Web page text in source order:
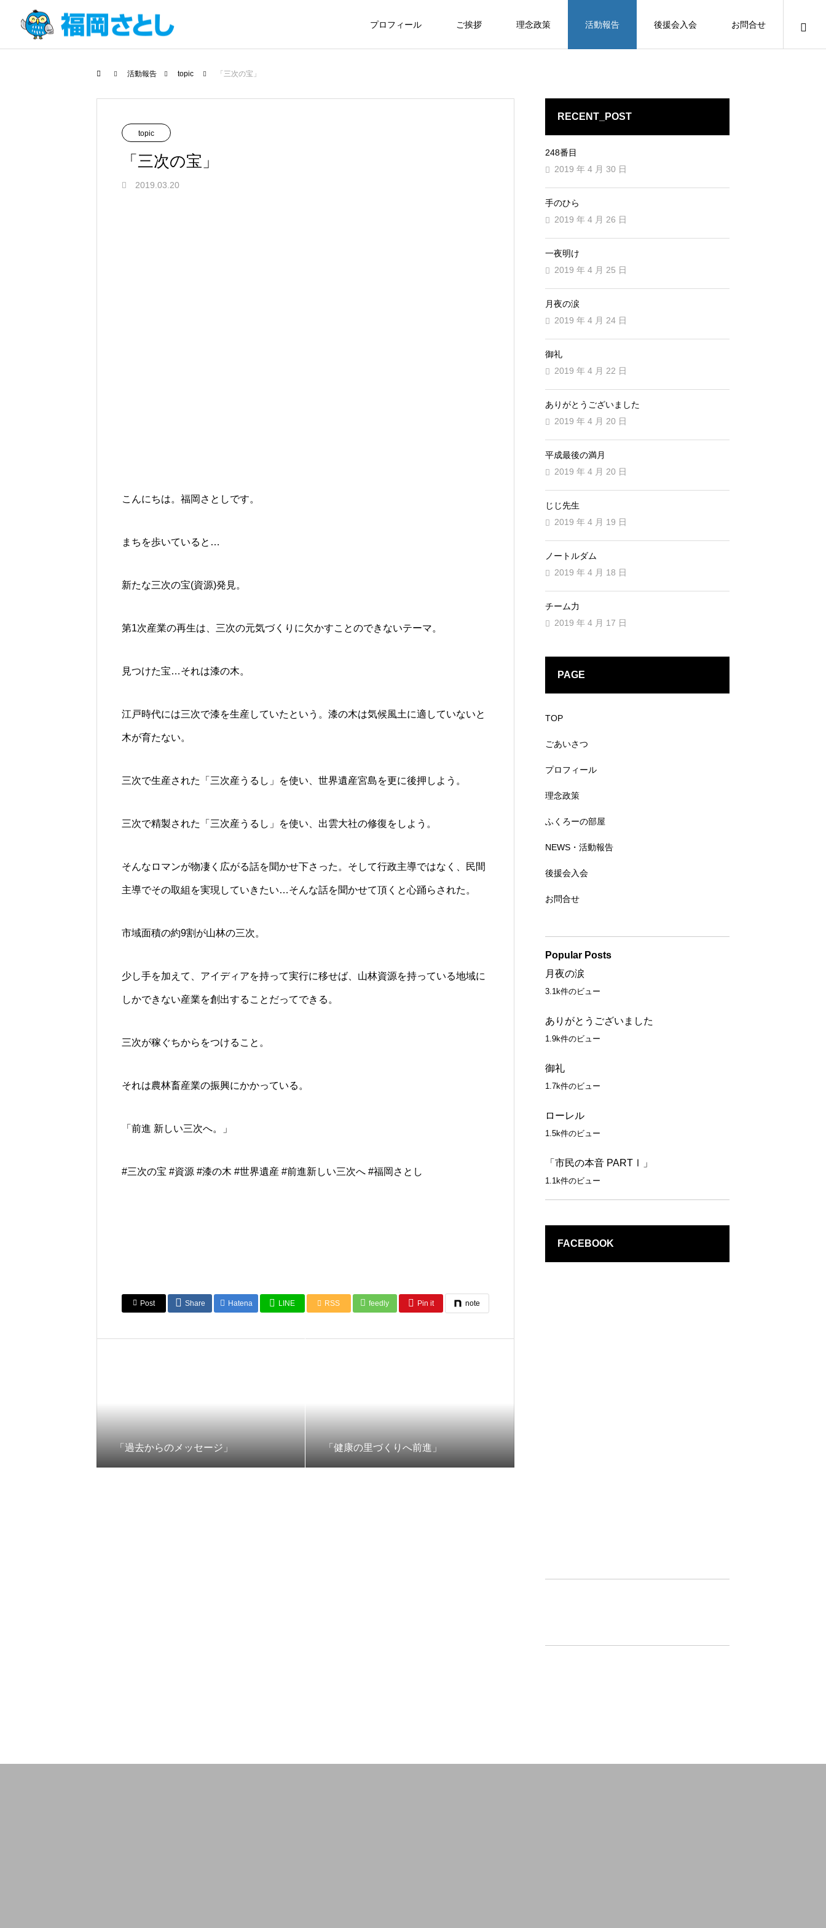
プロフィール ご挨拶 理念政策 活動報告 後援会入会 お問合せ
活動報告 topic 「三次の宝」
topic
「三次の宝」
2019.03.20
こんにちは。福岡さとしです。
まちを歩いていると…
新たな三次の宝(資源)発見。
第1次産業の再生は、三次の元気づくりに欠かすことのできないテーマ。
見つけた宝…それは漆の木。
江戸時代には三次で漆を生産していたという。漆の木は気候風土に適していないと
木が育たない。
三次で生産された「三次産うるし」を使い、世界遺産宮島を更に後押しよう。
三次で精製された「三次産うるし」を使い、出雲大社の修復をしよう。
そんなロマンが物凄く広がる話を聞かせ下さった。そして行政主導ではなく、民間
主導でその取組を実現していきたい…そんな話を聞かせて頂くと心踊らされた。
市域面積の約9割が山林の三次。
少し手を加えて、アイディアを持って実行に移せば、山林資源を持っている地域に
しかできない産業を創出することだってできる。
三次が稼ぐちからをつけること。
それは農林畜産業の振興にかかっている。
「前進 新しい三次へ。」
#三次の宝 #資源 #漆の木 #世界遺産 #前進新しい三次へ #福岡さとし
Post Share Hatena LINE RSS feedly Pin it note
「過去からのメッセージ」 「健康の里づくりへ前進」
RECENT_POST
248番目
2019 年 4 月 30 日
手のひら
2019 年 4 月 26 日
一夜明け
2019 年 4 月 25 日
月夜の涙
2019 年 4 月 24 日
御礼
2019 年 4 月 22 日
ありがとうございました
2019 年 4 月 20 日
平成最後の満月
2019 年 4 月 20 日
じじ先生
2019 年 4 月 19 日
ノートルダム
2019 年 4 月 18 日
チーム力
2019 年 4 月 17 日
PAGE
TOP
ごあいさつ
プロフィール
理念政策
ふくろーの部屋
NEWS・活動報告
後援会入会
お問合せ
Popular Posts
月夜の涙
3.1k件のビュー
ありがとうございました
1.9k件のビュー
御礼
1.7k件のビュー
ローレル
1.5k件のビュー
「市民の本音 PARTⅠ」
1.1k件のビュー
FACEBOOK